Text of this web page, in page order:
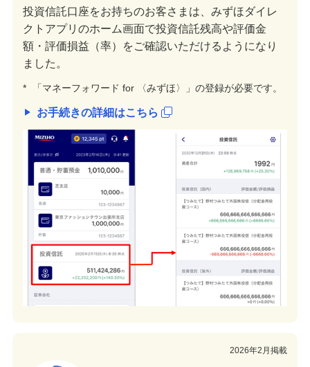
投資信託口座をお持ちのお客さまは、みずほダイレ
クトアプリのホーム画面で投資信託残高や評価金
額・評価損益（率）をご確認いただけるようになり
ました。
* 「マネーフォワード for 〈みずほ〉」の登録が必要です。
お手続きの詳細はこちら
2026年2月掲載